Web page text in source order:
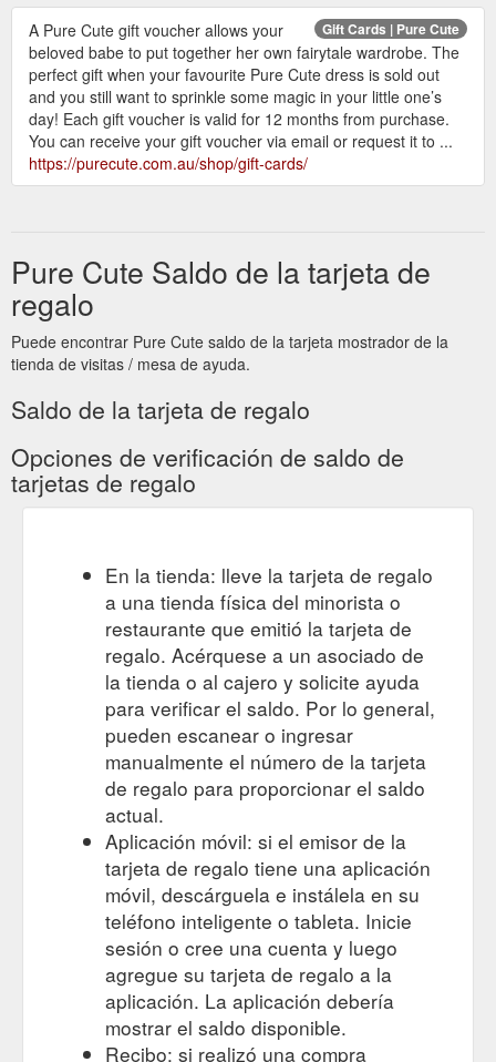
Gift Cards | Pure Cute
A Pure Cute gift voucher allows your
beloved babe to put together her own fairytale wardrobe. The
perfect gift when your favourite Pure Cute dress is sold out
and you still want to sprinkle some magic in your little one’s
day! Each gift voucher is valid for 12 months from purchase.
You can receive your gift voucher via email or request it to ...
https://purecute.com.au/shop/gift-cards/
Pure Cute Saldo de la tarjeta de
regalo
Puede encontrar Pure Cute saldo de la tarjeta mostrador de la
tienda de visitas / mesa de ayuda.
Saldo de la tarjeta de regalo
Opciones de verificación de saldo de
tarjetas de regalo
En la tienda: lleve la tarjeta de regalo
a una tienda física del minorista o
restaurante que emitió la tarjeta de
regalo. Acérquese a un asociado de
la tienda o al cajero y solicite ayuda
para verificar el saldo. Por lo general,
pueden escanear o ingresar
manualmente el número de la tarjeta
de regalo para proporcionar el saldo
actual.
Aplicación móvil: si el emisor de la
tarjeta de regalo tiene una aplicación
móvil, descárguela e instálela en su
teléfono inteligente o tableta. Inicie
sesión o cree una cuenta y luego
agregue su tarjeta de regalo a la
aplicación. La aplicación debería
mostrar el saldo disponible.
Recibo: si realizó una compra